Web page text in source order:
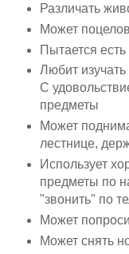
Различать
Может
Пытается
Любит
С
предметы
Может
лестнице,
Использует
предметы по
"звонить" по
Может
Может снять